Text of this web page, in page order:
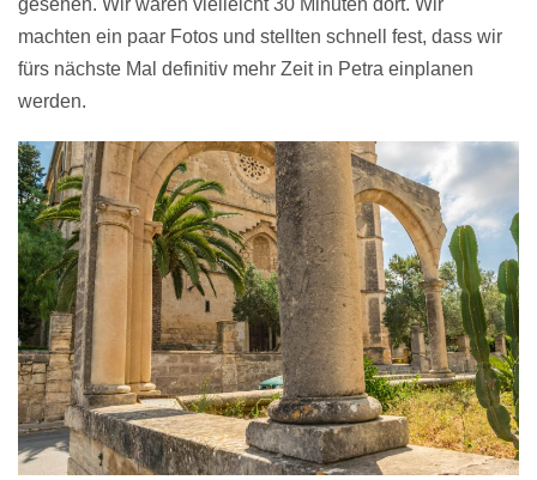
gesehen. Wir waren vielleicht 30 Minuten dort. Wir
machten ein paar Fotos und stellten schnell fest, dass wir
fürs nächste Mal definitiv mehr Zeit in Petra einplanen
werden.